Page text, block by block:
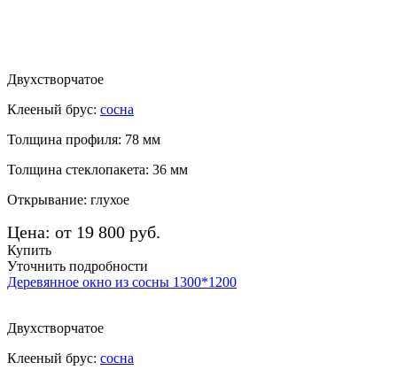
Двухстворчатое
Клееный брус: сосна
Толщина профиля: 78 мм
Толщина стеклопакета: 36 мм
Открывание: глухое
Цена: от 19 800 руб.
Купить
Уточнить подробности
Деревянное окно из сосны 1300*1200
Двухстворчатое
Клееный брус: сосна